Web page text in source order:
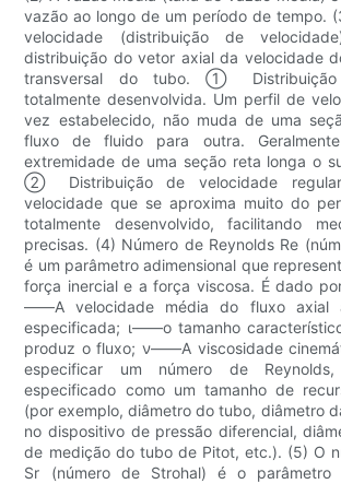
vazão ao longo de um período de tempo.
velocidade (distribuição de
distribuição do vetor axial da velocidade
transversal do tubo. ① Distribuição
totalmente desenvolvida. Um perfil de
vez estabelecido, não muda de uma
fluxo de fluido para outra.
extremidade de uma seção reta longa o
② Distribuição de velocidade
velocidade que se aproxima muito do
totalmente desenvolvido, facilitando
precisas. (4) Número de Reynolds Re
é um parâmetro adimensional que
força inercial e a força viscosa. É dado
——A velocidade média do fluxo axial
especificada; ι——o tamanho
produz o fluxo; ν——A viscosidade
especificar um número de
especificado como um tamanho de
(por exemplo, diâmetro do tubo, diâmetro
no dispositivo de pressão diferencial,
de medição do tubo de Pitot, etc.). (5) O
Sr (número de Strohal) é o parâmetro